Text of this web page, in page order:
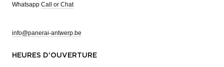
Whatsapp Call or Chat
info@panerai-antwerp.be
HEURES D'OUVERTURE